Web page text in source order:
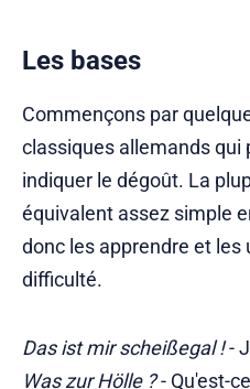
Les bases
Commençons par
classiques allemands
indiquer le dégoût. La
équivalent assez simple
donc les apprendre et les
difficulté.
Das ist mir scheißegal !-
Was zur Hölle ?- Qu'est-